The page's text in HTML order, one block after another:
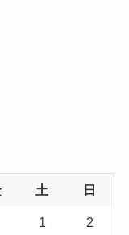
土 日
1 2